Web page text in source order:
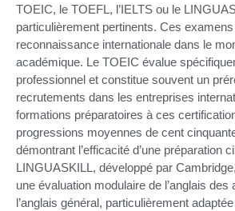
TOEIC, le TOEFL, l’IELTS ou le
particulièrement pertinents. Ces examens
reconnaissance internationale dans le
académique. Le TOEIC évalue
professionnel et constitue souvent un
recrutements dans les entreprises
formations préparatoires à ces
progressions moyennes de cent
démontrant l’efficacité d’une préparation
LINGUASKILL, développé par
une évaluation modulaire de l’anglais des
l’anglais général, particulièrement